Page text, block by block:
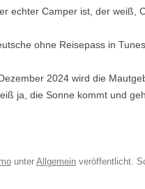
echter Camper ist, der weiß,
ohne Reisepass in
2024 wird die
ja, die Sonne kommt und
unter Allgemein veröffentlicht.